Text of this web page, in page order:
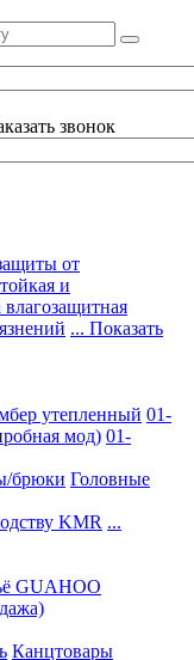
звонок
от
и
... Показать
утепленный 01-
мод) 01-
брюки Головные
KMR ...
GUAHOO
Канцтовары